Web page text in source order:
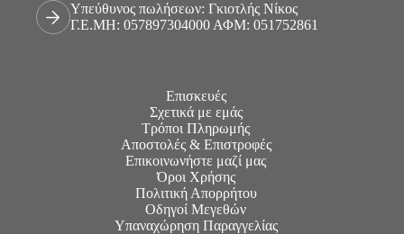
Υπεύθυνος πωλήσεων: Γκιοτλής Νίκος
Γ.Ε.ΜΗ: 057897304000 ΑΦΜ: 051752861
Επισκευές
Σχετικά με εμάς
Τρόποι Πληρωμής
Αποστολές & Επιστροφές
Επικοινωνήστε μαζί μας
Όροι Χρήσης
Πολιτική Απορρήτου
Οδηγοί Μεγεθών
Υπαναχώρηση Παραγγελίας